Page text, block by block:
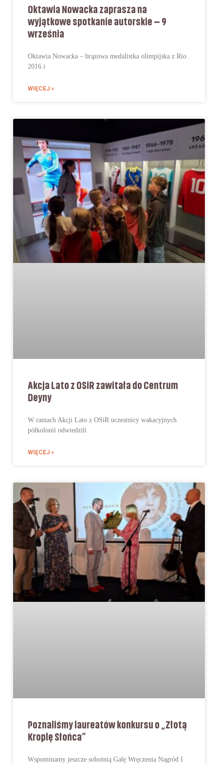
Oktawia Nowacka zaprasza na
wyjątkowe spotkanie autorskie – 9
września
Oktawia Nowacka – brązowa medalistka olimpijska z Rio
2016 i
WIĘCEJ »
Akcja Lato z OSiR zawitała do Centrum
Deyny
W ramach Akcji Lato z OSiR uczestnicy wakacyjnych
półkolonii odwiedzili
WIĘCEJ »
Poznaliśmy laureatów konkursu o „Złotą
Kroplę Słońca”
Wspominamy jeszcze sobotnią Galę Wręczenia Nagród I